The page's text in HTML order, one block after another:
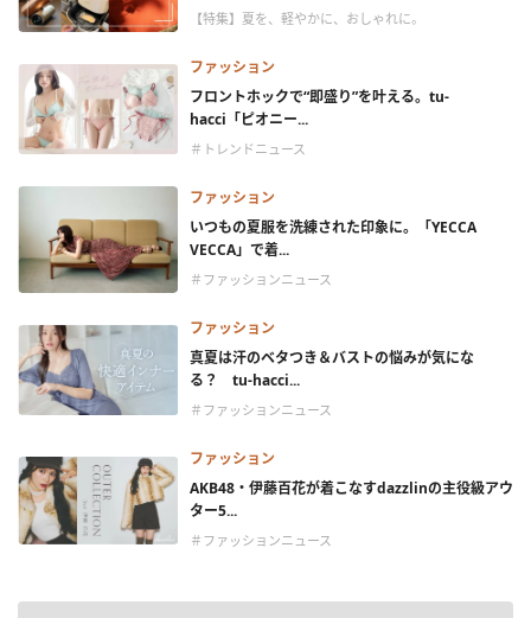
【特集】夏を、軽やかに、おしゃれに。
ファッション
フロントホックで“即盛り”を叶える。tu-
hacci「ピオニー...
＃トレンドニュース
ファッション
いつもの夏服を洗練された印象に。「YECCA
VECCA」で着...
＃ファッションニュース
ファッション
真夏は汗のベタつき＆バストの悩みが気にな
る？ tu-hacci...
＃ファッションニュース
ファッション
AKB48・伊藤百花が着こなすdazzlinの主役級アウ
ター5...
＃ファッションニュース